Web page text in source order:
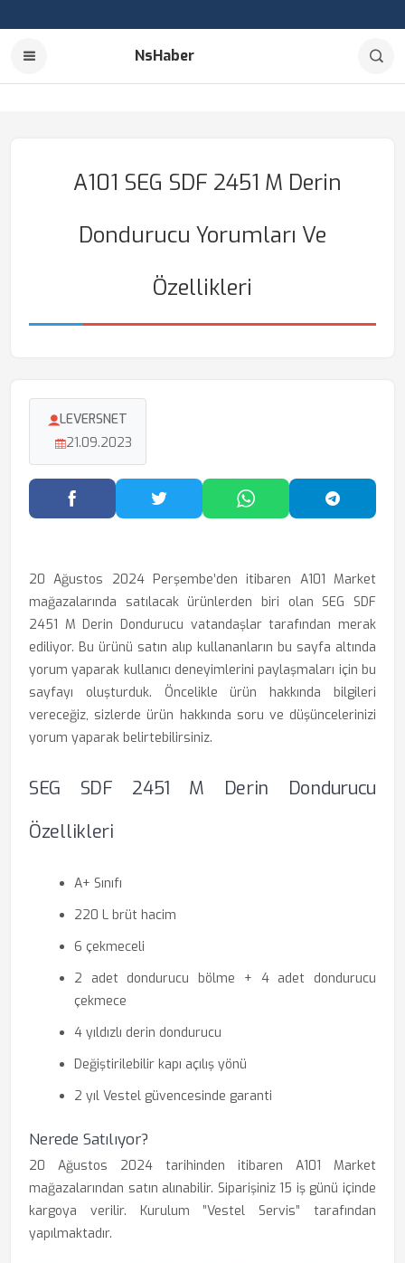
NsHaber
A101 SEG SDF 2451 M Derin
Dondurucu Yorumları Ve
Özellikleri
LEVERSNET
21.09.2023
Facebook'ta PaylaşTwitter'da PaylaşWhatsApp'ta Paylaş
20 Ağustos 2024 Perşembe’den itibaren A101 Market
mağazalarında satılacak ürünlerden biri olan SEG SDF
2451 M Derin Dondurucu vatandaşlar tarafından merak
ediliyor. Bu ürünü satın alıp kullananların bu sayfa altında
yorum yaparak kullanıcı deneyimlerini paylaşmaları için bu
sayfayı oluşturduk. Öncelikle ürün hakkında bilgileri
vereceğiz, sizlerde ürün hakkında soru ve düşüncelerinizi
yorum yaparak belirtebilirsiniz.
SEG SDF 2451 M Derin Dondurucu
Özellikleri
A+ Sınıfı
220 L brüt hacim
6 çekmeceli
2 adet dondurucu bölme + 4 adet dondurucu
çekmece
4 yıldızlı derin dondurucu
Değiştirilebilir kapı açılış yönü
2 yıl Vestel güvencesinde garanti
Nerede Satılıyor?
20 Ağustos 2024 tarihinden itibaren A101 Market
mağazalarından satın alınabilir. Siparişiniz 15 iş günü içinde
kargoya verilir. Kurulum ”Vestel Servis” tarafından
yapılmaktadır.